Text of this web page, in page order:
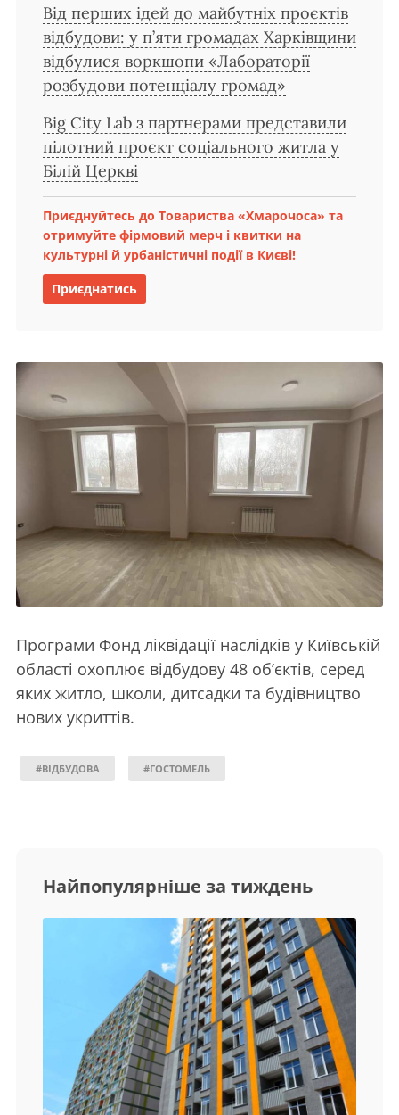
Від перших ідей до майбутніх проєктів
відбудови: у п’яти громадах Харківщини
відбулися воркшопи «Лабораторії
розбудови потенціалу громад»
Big City Lab з партнерами представили
пілотний проєкт соціального житла у
Білій Церкві
Приєднуйтесь до Товариства «Хмарочоса» та
отримуйте фірмовий мерч і квитки на
культурні й урбаністичні події в Києві!
Приєднатись
Програми Фонд ліквідації наслідків у Київській
області охоплює відбудову 48 об’єктів, серед
яких житло, школи, дитсадки та будівництво
нових укриттів.
#ВІДБУДОВА #ГОСТОМЕЛЬ
Найпопулярніше за тиждень